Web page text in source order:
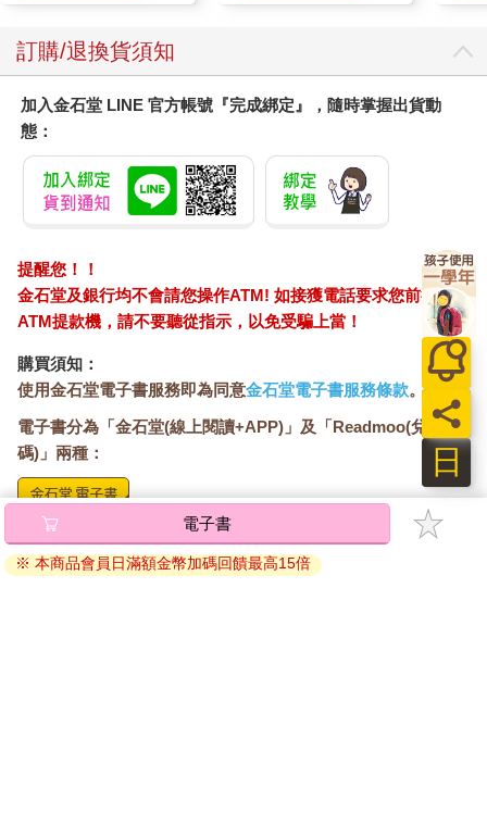
訂購/退換貨須知
加入金石堂 LINE 官方帳號『完成綁定』，隨時掌握出貨動
態：
提醒您！！
金石堂及銀行均不會請您操作ATM! 如接獲電話要求您前往
ATM提款機，請不要聽從指示，以免受騙上當！
購買須知：
使用金石堂電子書服務即為同意金石堂電子書服務條款。
電子書分為「金石堂(線上閱讀+APP)」及「Readmoo(兌換
碼)」兩種：
將儲存於會員中心→電子書服務「我的e書櫃」，點選線上
閱讀直接開啟閱讀。
線上閱讀：
電子書
※ 本商品會員日滿額金幣加碼回饋最高15倍
日
員